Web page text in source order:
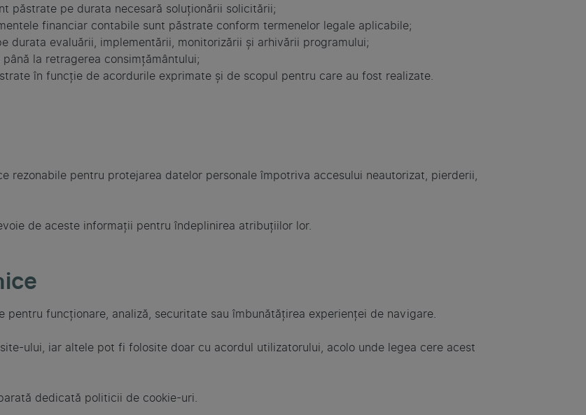
păstrate pe durata necesară soluționării solicitării;
financiar contabile sunt păstrate conform termenelor legale aplicabile;
durata evaluării, implementării, monitorizării și arhivării programului;
la retragerea consimțământului;
în funcție de acordurile exprimate și de scopul pentru care au fost realizate.
rezonabile pentru protejarea datelor personale împotriva accesului neautorizat, pierderii,
de aceste informații pentru îndeplinirea atribuțiilor lor.
funcționare, analiză, securitate sau îmbunătățirea experienței de navigare.
ului, iar altele pot fi folosite doar cu acordul utilizatorului, acolo unde legea cere acest
dedicată politicii de cookie-uri.